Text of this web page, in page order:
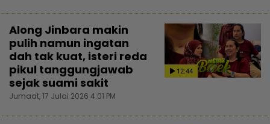
12:44
Along Jinbara makin
pulih namun ingatan
dah tak kuat, isteri reda
pikul tanggungjawab
sejak suami sakit
Jumaat, 17 Julai 2026 4:01 PM